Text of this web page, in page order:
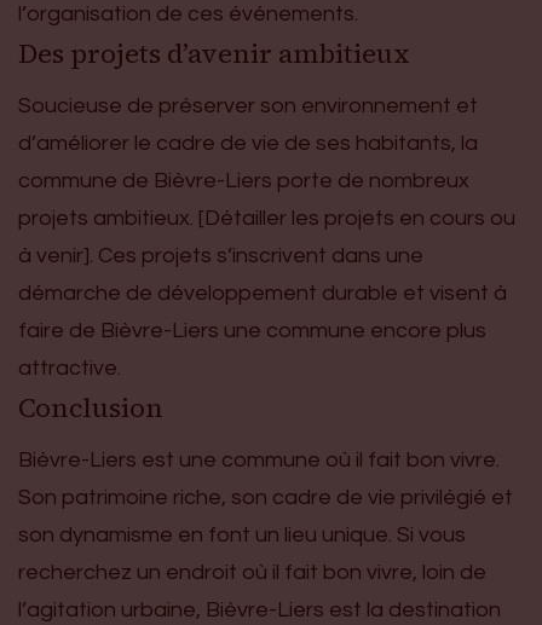
l’organisation de ces événements.
Des projets d’avenir ambitieux
Soucieuse de préserver son environnement et
d’améliorer le cadre de vie de ses habitants, la
commune de Bièvre-Liers porte de nombreux
projets ambitieux. [Détailler les projets en cours ou
à venir]. Ces projets s’inscrivent dans une
démarche de développement durable et visent à
faire de Bièvre-Liers une commune encore plus
attractive.
Conclusion
Bièvre-Liers est une commune où il fait bon vivre.
Son patrimoine riche, son cadre de vie privilégié et
son dynamisme en font un lieu unique. Si vous
recherchez un endroit où il fait bon vivre, loin de
l’agitation urbaine, Bièvre-Liers est la destination